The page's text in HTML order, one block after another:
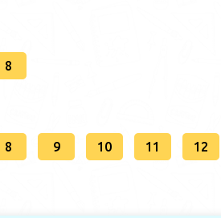
8
8 9 10 11 12